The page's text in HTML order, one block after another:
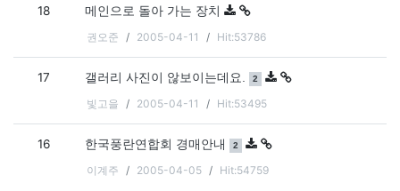
18
메인으로 돌아 가는 장치
권오준
2005-04-11 Hit:53786
17 갤러리 사진이 않보이는데요. 댓글
2
개
빛고을
2005-04-11 Hit:53495
16 한국풍란연합회 경매안내 댓글
2
개
이계주
2005-04-05 Hit:54759